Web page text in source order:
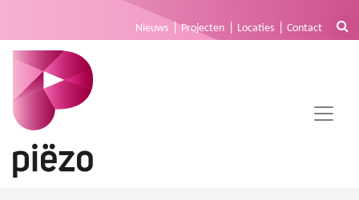
Nieuws Projecten Locaties Contact